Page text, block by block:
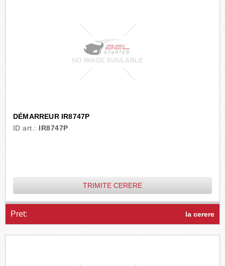
DÉMARREUR IR8747P
ID art.: IR8747P
TRIMITE CERERE
Pret: la cerere